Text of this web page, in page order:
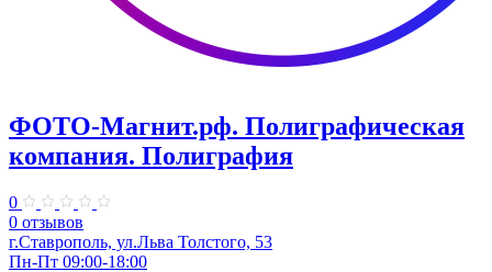
ФОТО-Магнит.рф. Полиграфическая
компания. Полиграфия
0
0 отзывов
г.Ставрополь, ул.Льва Толстого, 53
Пн-Пт 09:00-18:00